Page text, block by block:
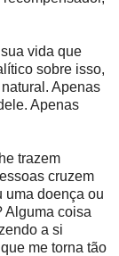
vida que
sobre isso,
Apenas
Apenas
trazem
cruzem
uma doença ou
Alguma coisa
a si
me torna tão